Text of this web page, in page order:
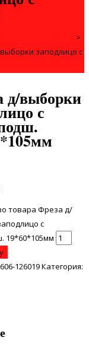
>
заподлицо с
д/выборки
с
товара Фреза д/
с
19*60*105мм
126019Категория: